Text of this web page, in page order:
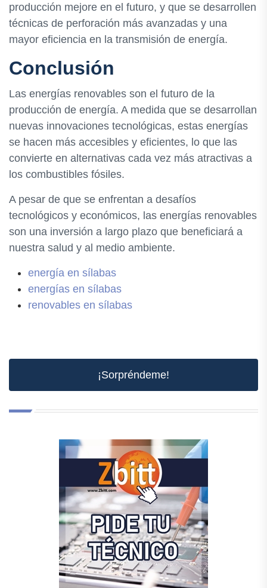
producción mejore en el futuro, y que se desarrollen
técnicas de perforación más avanzadas y una
mayor eficiencia en la transmisión de energía.
Conclusión
Las energías renovables son el futuro de la
producción de energía. A medida que se desarrollan
nuevas innovaciones tecnológicas, estas energías
se hacen más accesibles y eficientes, lo que las
convierte en alternativas cada vez más atractivas a
los combustibles fósiles.
A pesar de que se enfrentan a desafíos
tecnológicos y económicos, las energías renovables
son una inversión a largo plazo que beneficiará a
nuestra salud y al medio ambiente.
energía en sílabas
energías en sílabas
renovables en sílabas
¡Sorpréndeme!